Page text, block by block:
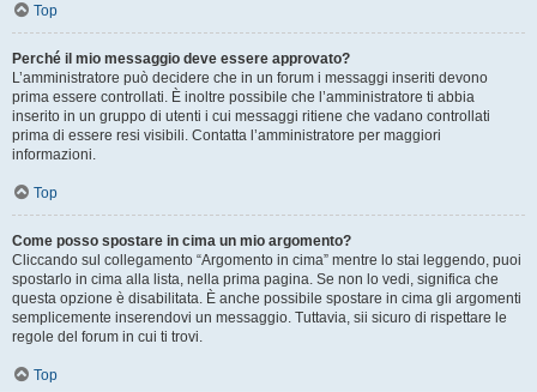
Top
Perché il mio messaggio deve essere approvato?
L’amministratore può decidere che in un forum i messaggi inseriti devono
prima essere controllati. È inoltre possibile che l’amministratore ti abbia
inserito in un gruppo di utenti i cui messaggi ritiene che vadano controllati
prima di essere resi visibili. Contatta l’amministratore per maggiori
informazioni.
Top
Come posso spostare in cima un mio argomento?
Cliccando sul collegamento “Argomento in cima” mentre lo stai leggendo, puoi
spostarlo in cima alla lista, nella prima pagina. Se non lo vedi, significa che
questa opzione è disabilitata. È anche possibile spostare in cima gli argomenti
semplicemente inserendovi un messaggio. Tuttavia, sii sicuro di rispettare le
regole del forum in cui ti trovi.
Top